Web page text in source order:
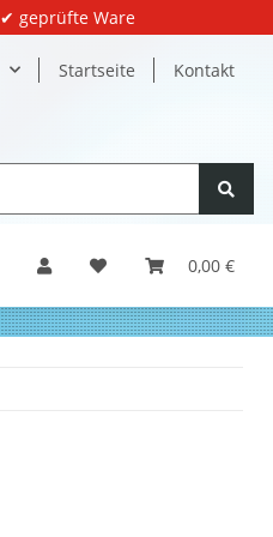
✔ geprüfte Ware
Startseite Kontakt
0,00 €